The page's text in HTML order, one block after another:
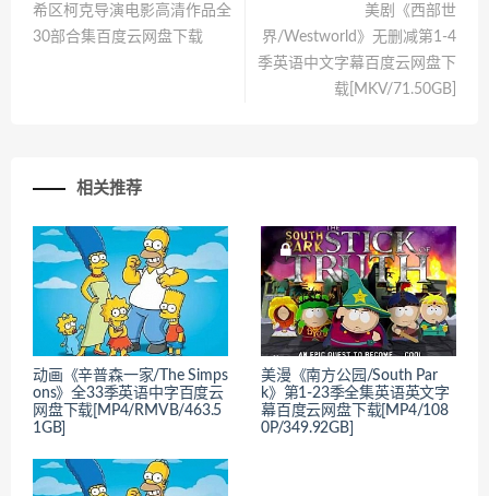
希区柯克导演电影高清作品全
30部合集百度云网盘下载
美剧《西部世
界/Westworld》无删减第1-4
季英语中文字幕百度云网盘下
载[MKV/71.50GB]
相关推荐
动画《辛普森一家/The Simps
ons》全33季英语中字百度云
网盘下载[MP4/RMVB/463.5
1GB]
美漫《南方公园/South Par
k》第1-23季全集英语英文字
幕百度云网盘下载[MP4/108
0P/349.92GB]